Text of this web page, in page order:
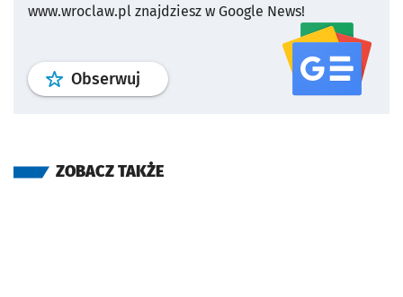
www.wroclaw.pl znajdziesz w Google News!
Obserwuj profil serwisu
ZOBACZ TAKŻE